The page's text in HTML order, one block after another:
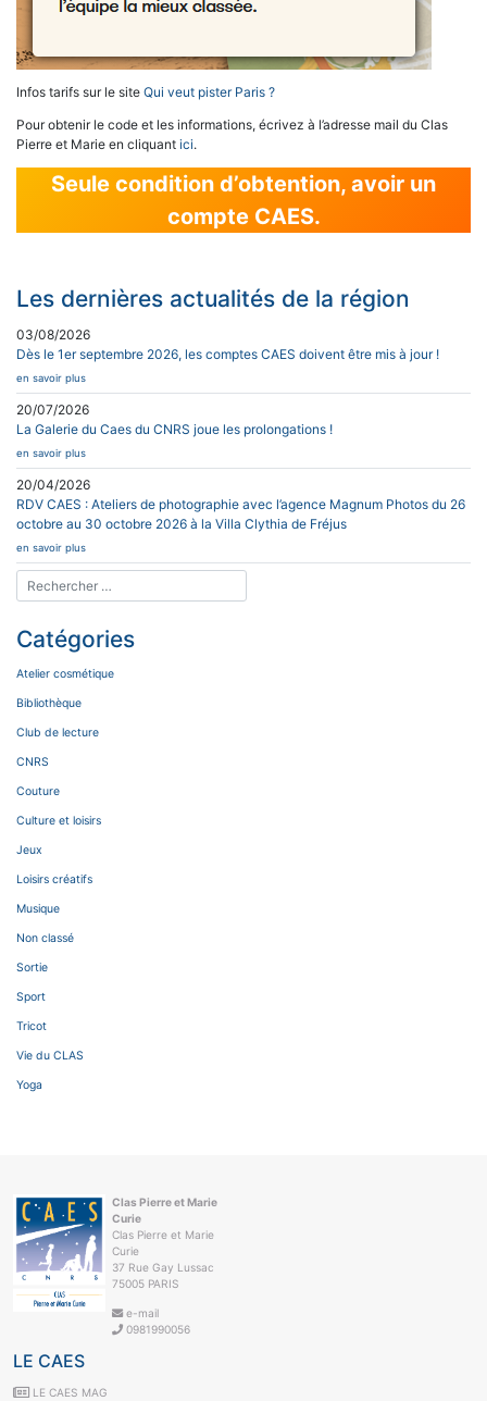
Infos tarifs sur le site Qui veut pister Paris ?
Pour obtenir le code et les informations, écrivez à l’adresse mail du Clas
Pierre et Marie en cliquant ici.
Seule condition d’obtention, avoir un
compte CAES.
Les dernières actualités de la région
03/08/2026
Dès le 1er septembre 2026, les comptes CAES doivent être mis à jour !
en savoir plus
20/07/2026
La Galerie du Caes du CNRS joue les prolongations !
en savoir plus
20/04/2026
RDV CAES : Ateliers de photographie avec l’agence Magnum Photos du 26
octobre au 30 octobre 2026 à la Villa Clythia de Fréjus
en savoir plus
Catégories
Atelier cosmétique
Bibliothèque
Club de lecture
CNRS
Couture
Culture et loisirs
Jeux
Loisirs créatifs
Musique
Non classé
Sortie
Sport
Tricot
Vie du CLAS
Yoga
Clas Pierre et Marie
Curie
Clas Pierre et Marie
Curie
37 Rue Gay Lussac
75005 PARIS
e-mail
0981990056
LE CAES
LE CAES MAG